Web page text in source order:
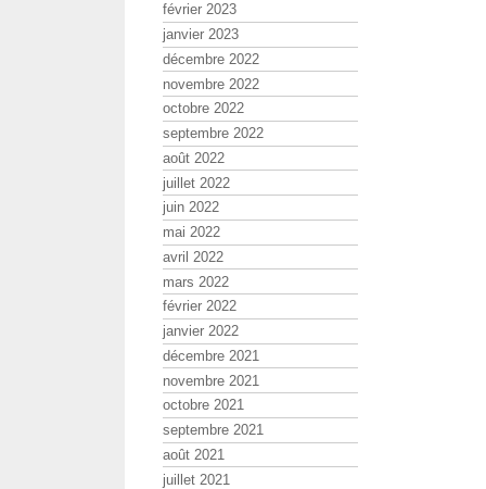
février 2023
janvier 2023
décembre 2022
novembre 2022
octobre 2022
septembre 2022
août 2022
juillet 2022
juin 2022
mai 2022
avril 2022
mars 2022
février 2022
janvier 2022
décembre 2021
novembre 2021
octobre 2021
septembre 2021
août 2021
juillet 2021